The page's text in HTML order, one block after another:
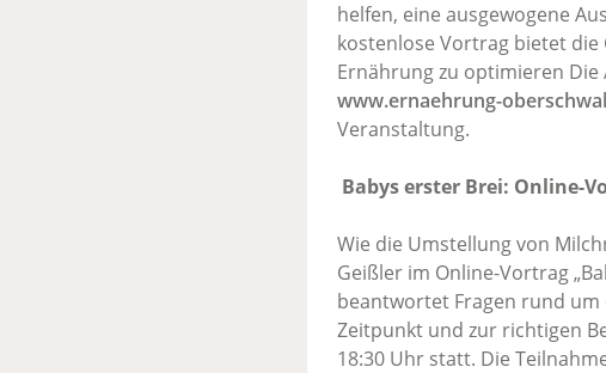
helfen, eine ausgewogene
kostenlose Vortrag bietet die
Ernährung zu optimieren
www.ernaehrung-
Veranstaltung.
Babys erster Brei: Online-
Wie die Umstellung von
Geißler im Online-Vortrag
beantwortet Fragen rund
Zeitpunkt und zur richtigen
18:30 Uhr statt. Die